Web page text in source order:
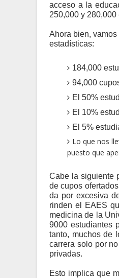
acceso a la
250,000 y
Ahora bien,
estadísticas:
184,000
94,000
El 50%
El 10%
El 5%
Lo que nos
puesto que
Cabe la siguiente
de cupos
da por excesiva
rinden el EAES
medicina de la
9000 estudiantes
tanto, muchos de
carrera solo por
privadas.
Esto implica que